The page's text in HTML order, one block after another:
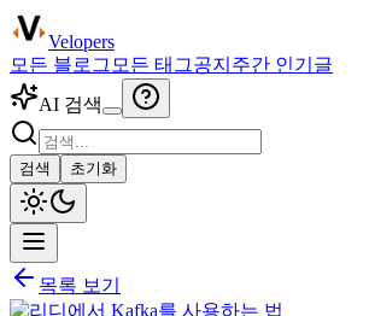
Velopers
모든 블로그 모든 태그공지 주간 인기글
AI 검색
검색 초기화
목록 보기